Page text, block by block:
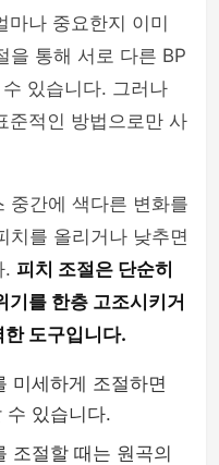
마나 중요한지 이미
을 통해 서로 다른 BP
있습니다. 그러나
준적인 방법으로만 사
중간에 색다른 변화를
치를 올리거나 낮추면
. 피치 조절은 단순히
기를 한층 고조시키거
도구입니다.
미세하게 조절하면
수 있습니다.
조절할 때는 원곡의